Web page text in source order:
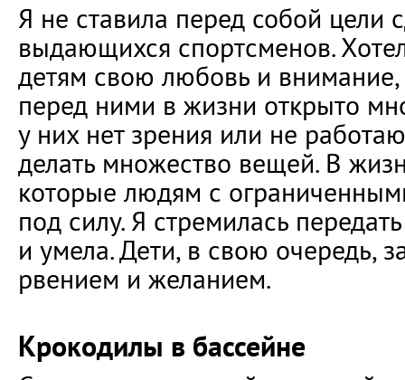
Я не ставила перед собой цели
выдающихся спортсменов.
детям свою любовь и
перед ними в жизни открыто
у них нет зрения или не
делать множество вещей. В
которые людям с
под силу. Я стремилась
и умела. Дети, в свою очередь,
рвением и желанием.
Крокодилы в бассейне